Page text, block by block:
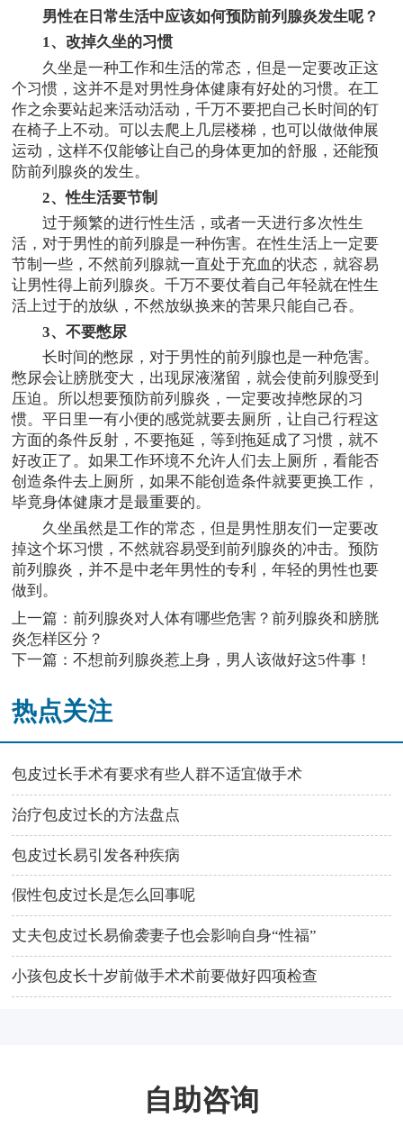
男性在日常生活中应该如何预防前列腺炎发生呢？
1、改掉久坐的习惯
久坐是一种工作和生活的常态，但是一定要改正这
个习惯，这并不是对男性身体健康有好处的习惯。在工
作之余要站起来活动活动，千万不要把自己长时间的钉
在椅子上不动。可以去爬上几层楼梯，也可以做做伸展
运动，这样不仅能够让自己的身体更加的舒服，还能预
防前列腺炎的发生。
2、性生活要节制
过于频繁的进行性生活，或者一天进行多次性生
活，对于男性的前列腺是一种伤害。在性生活上一定要
节制一些，不然前列腺就一直处于充血的状态，就容易
让男性得上前列腺炎。千万不要仗着自己年轻就在性生
活上过于的放纵，不然放纵换来的苦果只能自己吞。
3、不要憋尿
长时间的憋尿，对于男性的前列腺也是一种危害。
憋尿会让膀胱变大，出现尿液潴留，就会使前列腺受到
压迫。所以想要预防前列腺炎，一定要改掉憋尿的习
惯。平日里一有小便的感觉就要去厕所，让自己行程这
方面的条件反射，不要拖延，等到拖延成了习惯，就不
好改正了。如果工作环境不允许人们去上厕所，看能否
创造条件去上厕所，如果不能创造条件就要更换工作，
毕竟身体健康才是最重要的。
久坐虽然是工作的常态，但是男性朋友们一定要改
掉这个坏习惯，不然就容易受到前列腺炎的冲击。预防
前列腺炎，并不是中老年男性的专利，年轻的男性也要
做到。
上一篇：前列腺炎对人体有哪些危害？前列腺炎和膀胱
炎怎样区分？
下一篇：不想前列腺炎惹上身，男人该做好这5件事！
热点关注
包皮过长手术有要求有些人群不适宜做手术
治疗包皮过长的方法盘点
包皮过长易引发各种疾病
假性包皮过长是怎么回事呢
丈夫包皮过长易偷袭妻子也会影响自身“性福”
小孩包皮长十岁前做手术术前要做好四项检查
自助咨询